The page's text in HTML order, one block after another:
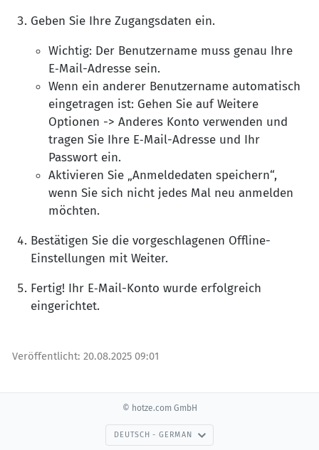
Geben Sie Ihre Zugangsdaten ein.
Wichtig: Der Benutzername muss genau Ihre
E‑Mail-Adresse sein.
Wenn ein anderer Benutzername automatisch
eingetragen ist: Gehen Sie auf Weitere
Optionen -> Anderes Konto verwenden und
tragen Sie Ihre E‑Mail-Adresse und Ihr
Passwort ein.
Aktivieren Sie „Anmeldedaten speichern“,
wenn Sie sich nicht jedes Mal neu anmelden
möchten.
Bestätigen Sie die vorgeschlagenen Offline-
Einstellungen mit Weiter.
Fertig! Ihr E‑Mail-Konto wurde erfolgreich
eingerichtet.
Veröffentlicht: 20.08.2025 09:01
© hotze.com GmbH
DEUTSCH - GERMAN